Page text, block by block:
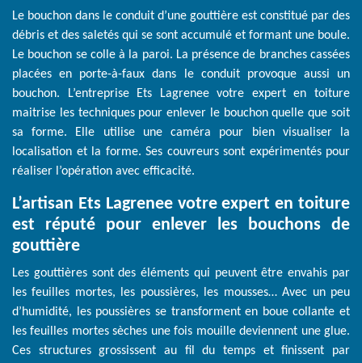
Le bouchon dans le conduit d’une gouttière est constitué par des
débris et des saletés qui se sont accumulé et formant une boule.
Le bouchon se colle à la paroi. La présence de branches cassées
placées en porte-à-faux dans le conduit provoque aussi un
bouchon. L’entreprise Ets Lagrenee votre expert en toiture
maitrise les techniques pour enlever le bouchon quelle que soit
sa forme. Elle utilise une caméra pour bien visualiser la
localisation et la forme. Ses couvreurs sont expérimentés pour
réaliser l’opération avec efficacité.
L’artisan Ets Lagrenee votre expert en toiture
est réputé pour enlever les bouchons de
gouttière
Les gouttières sont des éléments qui peuvent être envahis par
les feuilles mortes, les poussières, les mousses… Avec un peu
d’humidité, les poussières se transforment en boue collante et
les feuilles mortes sèches une fois mouille deviennent une glue.
Ces structures grossissent au fil du temps et finissent par